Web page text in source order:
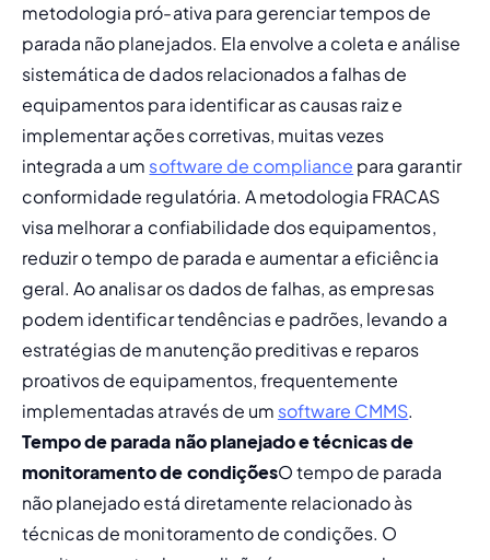
metodologia pró-ativa para gerenciar tempos de
parada não planejados. Ela envolve a coleta e análise
sistemática de dados relacionados a falhas de
equipamentos para identificar as causas raiz e
implementar ações corretivas, muitas vezes
integrada a um software de compliance para garantir
conformidade regulatória. A metodologia FRACAS
visa melhorar a confiabilidade dos equipamentos,
reduzir o tempo de parada e aumentar a eficiência
geral. Ao analisar os dados de falhas, as empresas
estratégias de manutenção preditivas e reparos
proativos de equipamentos, frequentemente
implementadas através de um software CMMS
Tempo de parada não planejado e técnicas de
monitoramento de condiçõesO tempo de parada
técnicas de monitoramento de condições. O